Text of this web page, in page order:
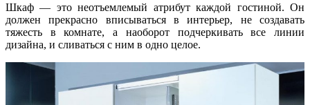
Link
Отправить
Шкаф — это неотъемлемый атрибут каждой гостиной. Он
должен прекрасно вписываться в интерьер, не создавать
тяжесть в комнате, а наоборот подчеркивать все линии
дизайна, и сливаться с ним в одно целое.